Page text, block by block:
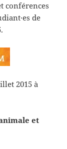
conférences
de
2015 à
et